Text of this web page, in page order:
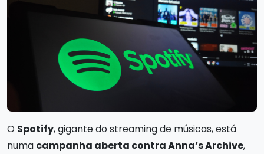
O Spotify, gigante do streaming de músicas, está
numa campanha aberta contra Anna’s Archive,